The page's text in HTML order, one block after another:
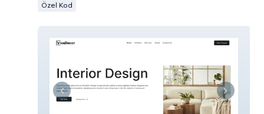
Özel Kod